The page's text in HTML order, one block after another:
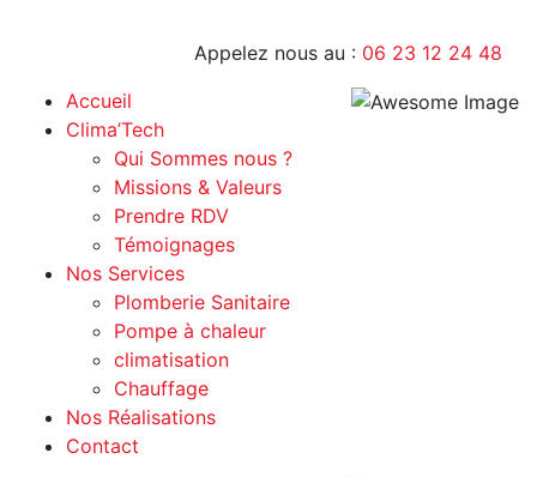
Appelez nous au : 06 23 12 24 48
Accueil
Clima’Tech
Qui Sommes nous ?
Missions & Valeurs
Prendre RDV
Témoignages
Nos Services
Plomberie Sanitaire
Pompe à chaleur
climatisation
Chauffage
Nos Réalisations
Contact